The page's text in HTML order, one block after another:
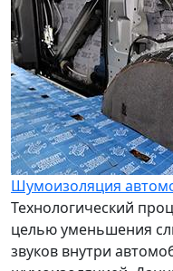
Шумоизоляция
Технологический
целью уменьшения
звуков внутри